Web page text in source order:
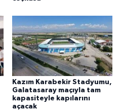
Kazım Karabekir Stadyumu,
Galatasaray maçıyla tam
kapasiteyle kapılarını
açacak